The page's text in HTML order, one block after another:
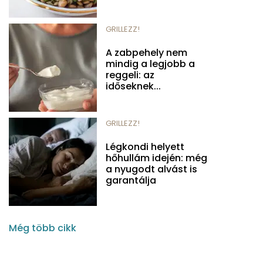
GRILLEZZ!
A zabpehely nem
mindig a legjobb a
reggeli: az
időseknek...
GRILLEZZ!
Légkondi helyett
hőhullám idején: még
a nyugodt alvást is
garantálja
Még több cikk